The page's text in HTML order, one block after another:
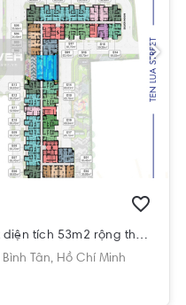
Căn hộ Moonlight Centre Point diện tích 53m2 rộng thoáng.
Bình Tân, Hồ Chí Minh